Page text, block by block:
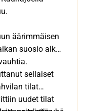
äärimmäisen
suosio alkoi
sellaiset
tilat
uudet tilat